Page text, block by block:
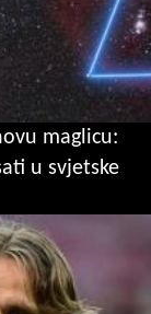
maglicu:
u svjetske